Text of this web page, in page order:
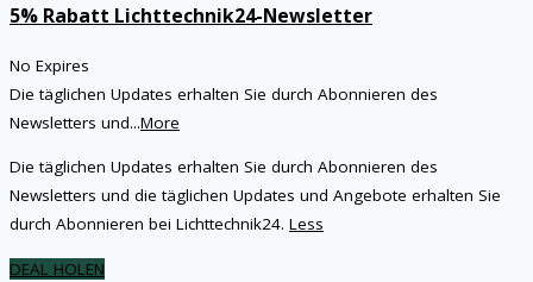
5% Rabatt Lichttechnik24-Newsletter
No Expires
Die täglichen Updates erhalten Sie durch Abonnieren des
Newsletters und...More
Die täglichen Updates erhalten Sie durch Abonnieren des
Newsletters und die täglichen Updates und Angebote erhalten Sie
durch Abonnieren bei Lichttechnik24. Less
DEAL HOLEN